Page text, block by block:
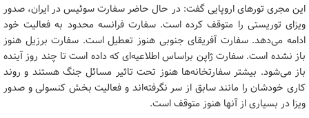
این مجری تورهای اروپایی گفت: در حال حاضر سفارت سوئیس در ایران، صدور
ویزای توریستی را متوقف کرده است. سفارت فرانسه محدود به فعالیت خود
ادامه می‌دهد. سفارت آفریقای جنوبی هنوز تعطیل است. سفارت برزیل هنوز
باز نشده است. سفارت ژاپن براساس اطلاعیه‌ای که داده است تا چند روز آینده
باز می‌شود. بیشتر سفارتخانه‌ها هنوز تحت تاثیر مسائل جنگ هستند و روند
کاری خودشان را مانند سابق از سر نگرفته‌اند و فعالیت بخش کنسولی و صدور
ویزا در بسیاری از آنها هنوز متوقف است.